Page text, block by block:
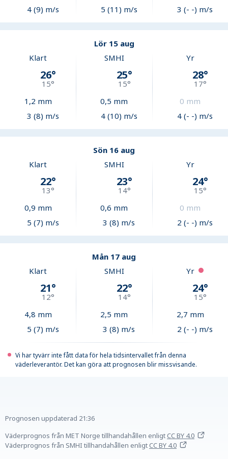
4 (9) m/s
5 (11) m/s
3 (- -) m/s
Lör 15 aug
Klart
26°
15°
1,2 mm
3 (8) m/s
SMHI
25°
15°
0,5 mm
4 (10) m/s
Yr
28°
17°
0 mm
4 (- -) m/s
Sön 16 aug
Klart
22°
13°
0,9 mm
5 (7) m/s
SMHI
23°
14°
0,6 mm
3 (8) m/s
Yr
24°
15°
0 mm
2 (- -) m/s
Mån 17 aug
Klart
21°
12°
4,8 mm
5 (7) m/s
SMHI
22°
14°
2,5 mm
3 (8) m/s
Yr
24°
15°
2,7 mm
2 (- -) m/s
Vi har tyvärr inte fått data för hela tidsintervallet från denna
väderleverantör. Det kan göra att prognosen blir missvisande.
Prognosen uppdaterad 21:36
Väderprognos från MET Norge tillhandahållen enligtCC BY 4.0
Väderprognos från SMHI tillhandahållen enligtCC BY 4.0